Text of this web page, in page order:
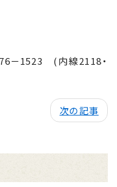
－1523 (内線2118・
次の記事